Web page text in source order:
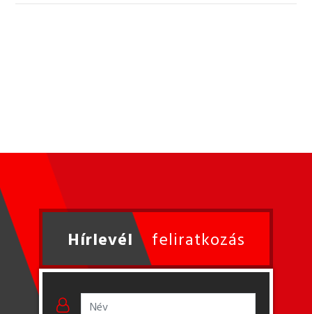
Hírlevél feliratkozás